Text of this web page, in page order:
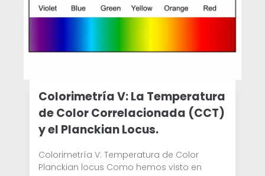
Colorimetría V: La Temperatura
de Color Correlacionada (CCT)
y el Planckian Locus.
Colorimetría V: Temperatura de Color
Planckian locus Como hemos visto en